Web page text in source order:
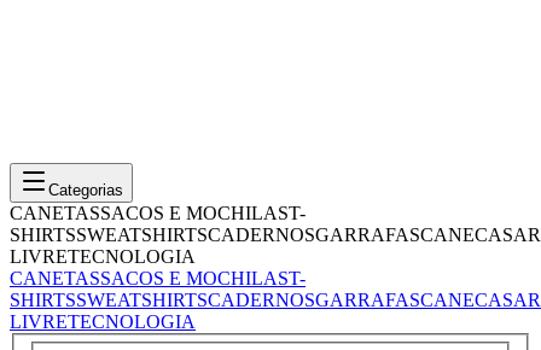
Categorias
CANETASSACOS E MOCHILAST-
SHIRTSSWEATSHIRTSCADERNOSGARRAFASCANECASAR
LIVRETECNOLOGIA
CANETASSACOS E MOCHILAST-
SHIRTSSWEATSHIRTSCADERNOSGARRAFASCANECASAR
LIVRETECNOLOGIA